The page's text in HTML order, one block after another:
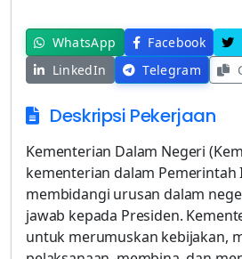
WhatsApp Facebook
LinkedIn
Telegram
Deskripsi Pekerjaan
Kementerian Dalam Negeri
kementerian dalam Pemerintah
membidangi urusan dalam
jawab kepada Presiden.
untuk merumuskan kebijakan,